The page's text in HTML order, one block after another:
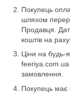
Покупець
шляхом
Продавця.
коштів на
Ціни на будь-
замовлення.
Покупець має